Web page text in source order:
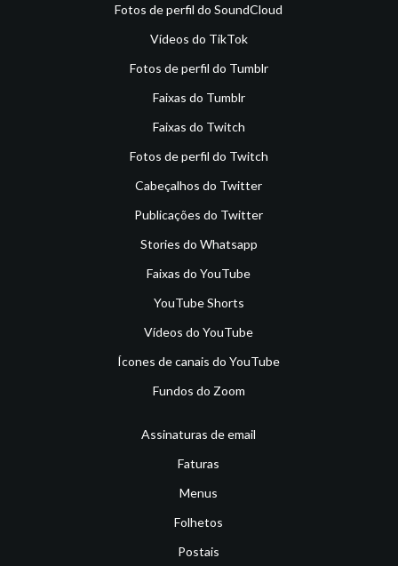
Fotos de perfil do SoundCloud
Vídeos do TikTok
Fotos de perfil do Tumblr
Faixas do Tumblr
Faixas do Twitch
Fotos de perfil do Twitch
Cabeçalhos do Twitter
Publicações do Twitter
Stories do Whatsapp
Faixas do YouTube
YouTube Shorts
Vídeos do YouTube
Ícones de canais do YouTube
Fundos do Zoom
Assinaturas de email
Faturas
Menus
Folhetos
Postais